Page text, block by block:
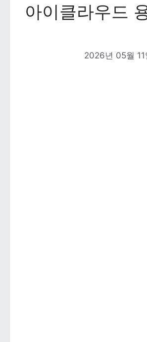
아이클라우드
2026년 05월 11